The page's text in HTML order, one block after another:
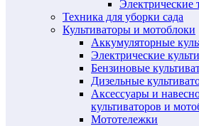
Техника для уборки сада
Культиваторы и мотоблоки
Аккумуляторные
Электрические
Бензиновые
Дизельные
Аксессуары и
культиваторов и
Мототележки